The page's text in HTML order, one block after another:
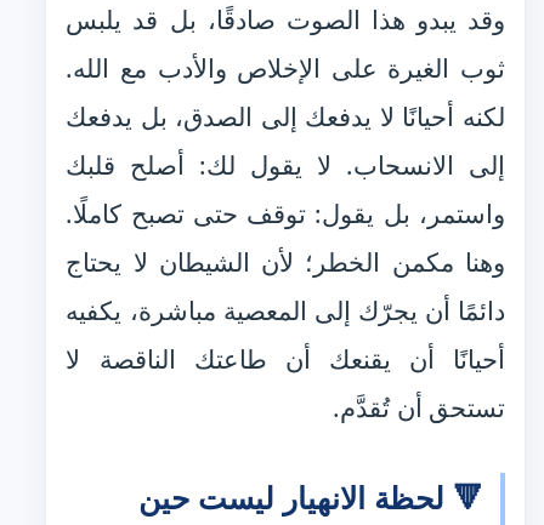
وقد يبدو هذا الصوت صادقًا، بل قد يلبس
ثوب الغيرة على الإخلاص والأدب مع الله.
لكنه أحيانًا لا يدفعك إلى الصدق، بل يدفعك
إلى الانسحاب. لا يقول لك: أصلح قلبك
واستمر، بل يقول: توقف حتى تصبح كاملًا.
وهنا مكمن الخطر؛ لأن الشيطان لا يحتاج
دائمًا أن يجرّك إلى المعصية مباشرة، يكفيه
أحيانًا أن يقنعك أن طاعتك الناقصة لا
تستحق أن تُقدَّم.
🔻 لحظة الانهيار ليست حين